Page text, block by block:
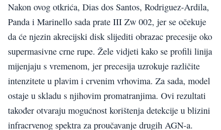
Nakon ovog otkrića, Dias dos Santos, Rodriguez-Ardila,
Panda i Marinello sada prate III Zw 002, jer se očekuje
da će njezin akrecijski disk slijediti obrazac precesije oko
supermasivne crne rupe. Žele vidjeti kako se profili linija
mijenjaju s vremenom, jer precesija uzrokuje različite
intenzitete u plavim i crvenim vrhovima. Za sada, model
ostaje u skladu s njihovim promatranjima. Ovi rezultati
također otvaraju mogućnost korištenja detekcije u blizini
infracrvenog spektra za proučavanje drugih AGN-a.